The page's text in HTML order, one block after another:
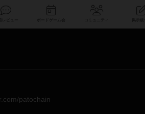
コミュニティ
patochain